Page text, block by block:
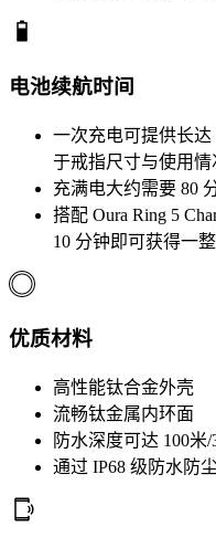
电池续航时间
一次充电可提供长
于戒指尺寸与使用情
充满电大约需要 80
搭配 Oura Ring 5
10 分钟即可获得一
优质材料
高性能钛合金外壳
流畅钛金属内环面
防水深度可达 100米/
通过 IP68 级防水防